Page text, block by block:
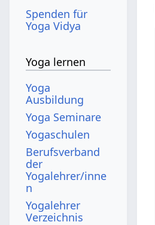
Spenden für
Yoga Vidya
Yoga lernen
Yoga
Ausbildung
Yoga Seminare
Yogaschulen
Berufsverband
der
Yogalehrer/inne
n
Yogalehrer
Verzeichnis